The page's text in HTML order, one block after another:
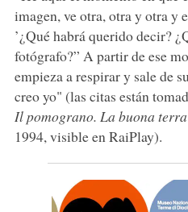
imagen, ve otra, otra y otra y
’¿Qué habrá querido decir?
fotógrafo?” A partir de ese
empieza a respirar y sale de
creo yo" (las citas están
Il pomograno. La buona terra
1994, visible en RaiPlay).